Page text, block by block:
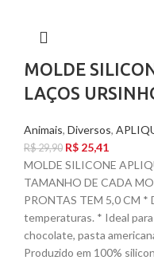
MOLDE
LAÇOS
Animais, Diversos,
R$29,90 R$ 25,41
MOLDE SILICONE
TAMANHO DE CADA
PRONTAS TEM 5,0 CM *
temperaturas. * Ideal
chocolate, pasta
Produzido em 100%